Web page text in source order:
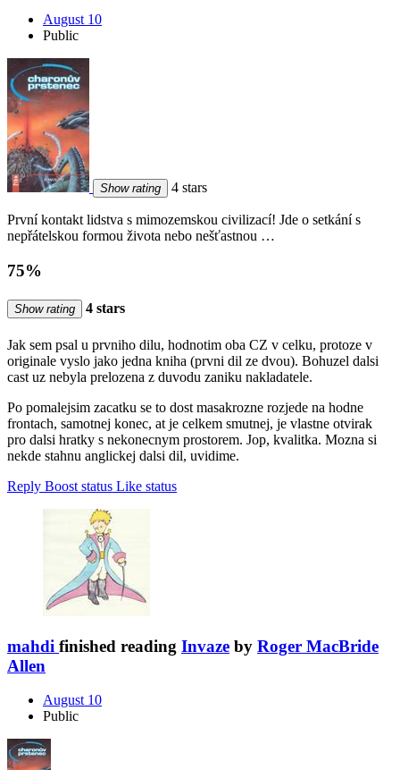
August 10
Public
Show rating 4 stars
První kontakt lidstva s mimozemskou civilizací! Jde o setkání s
nepřátelskou formou života nebo nešťastnou …
75%
Show rating 4 stars
Jak sem psal u prvniho dilu, hodnotim oba CZ v celku, protoze v
originale vyslo jako jedna kniha (prvni dil ze dvou). Bohuzel dalsi
cast uz nebyla prelozena z duvodu zaniku nakladatele.
Po pomalejsim zacatku se to dost masakrozne rozjede na hodne
frontach, samotnej konec, at je celkem smutnej, je vlastne otvirak
pro dalsi hratky s nekonecnym prostorem. Jop, kvalitka. Mozna si
nekde stahnu anglickej dalsi dil, uvidime.
Reply Boost status Like status
mahdi finished reading Invaze by Roger MacBride
Allen
August 10
Public